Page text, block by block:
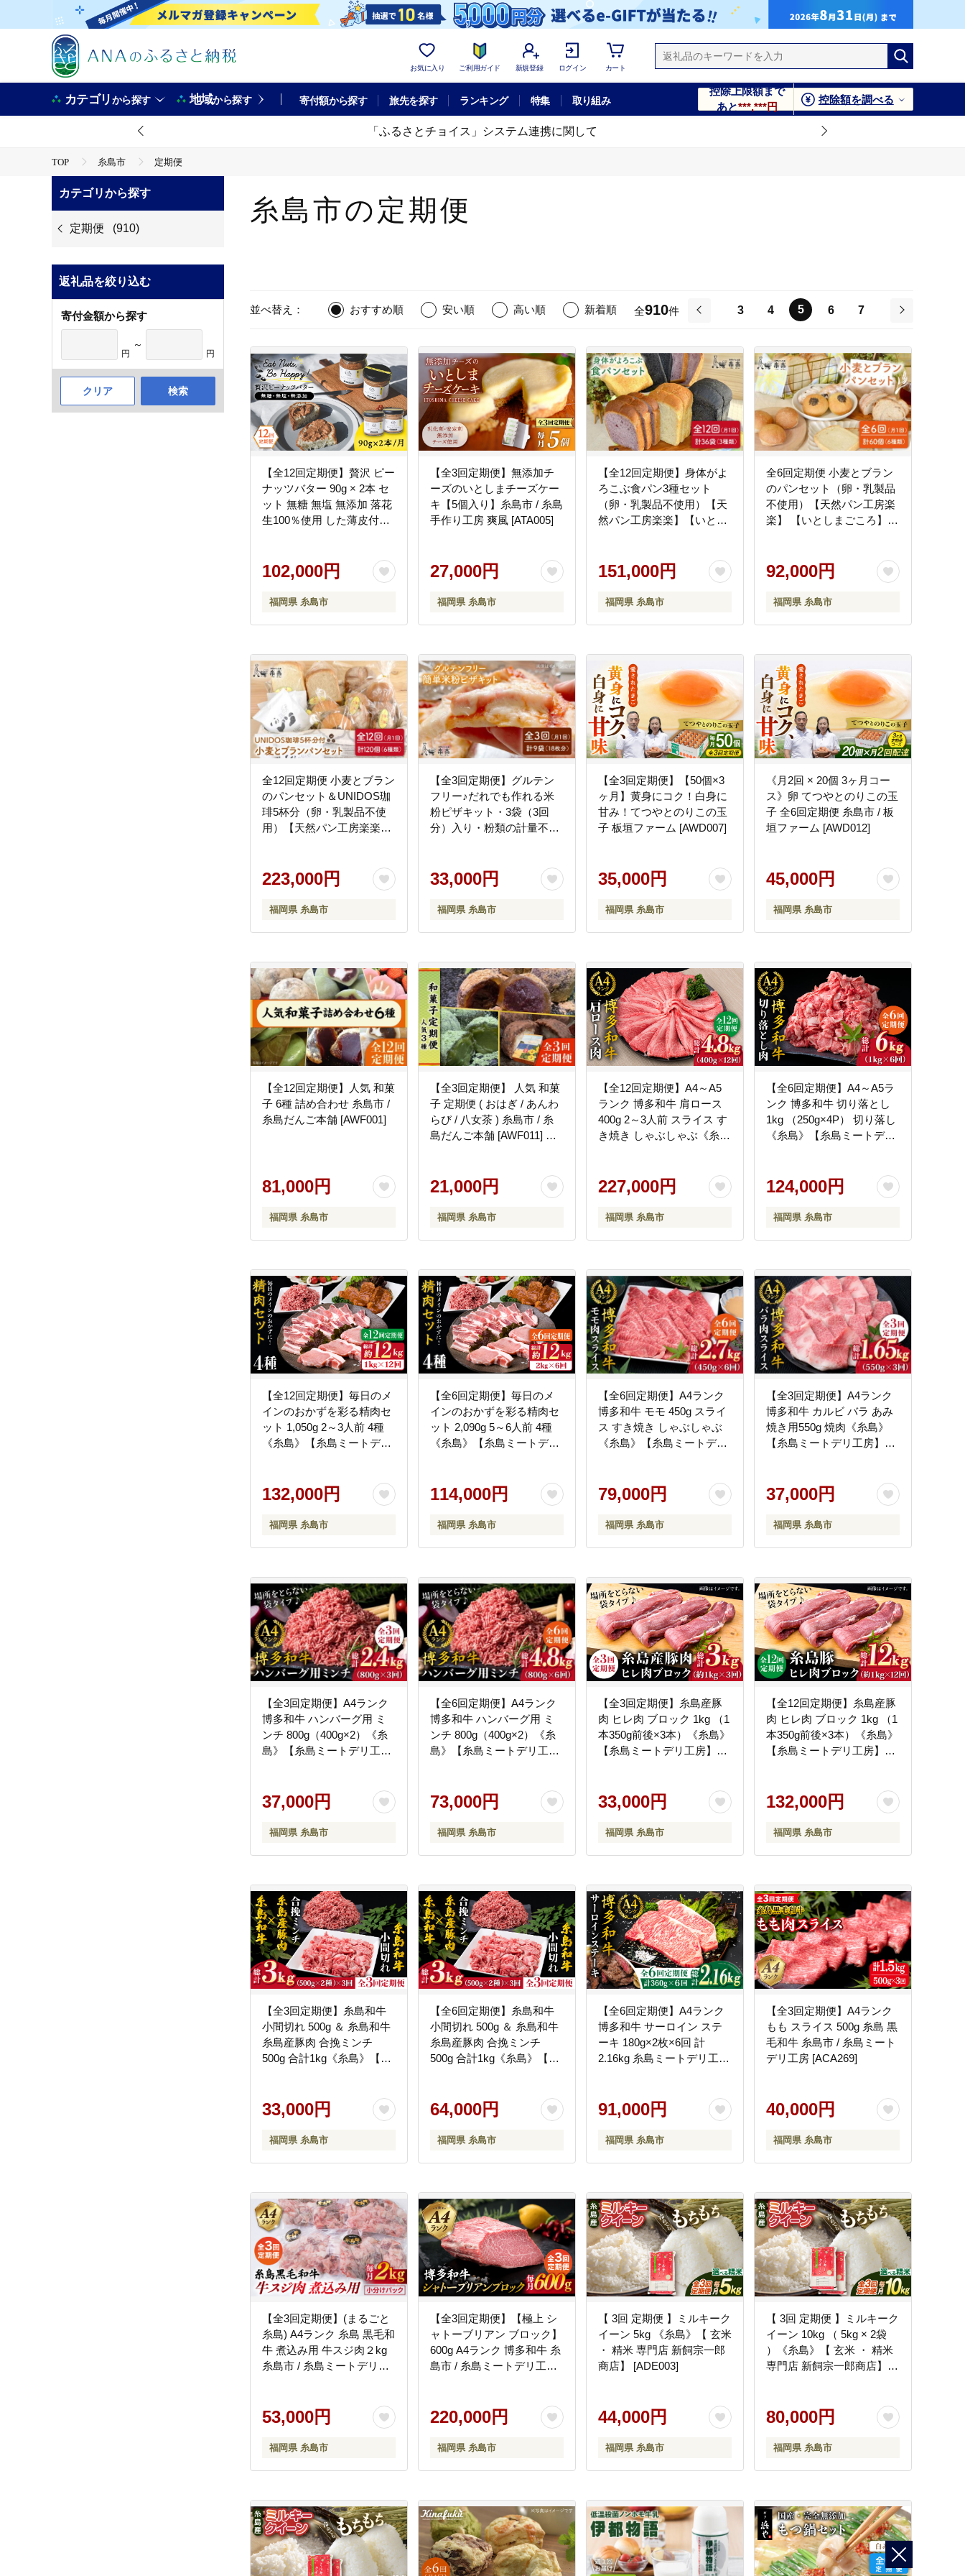
お気に入り ご利用ガイド 新規登録 ログイン カート
カテゴリから探す 地域から探す 寄付額から探す 旅先を探す ランキング 特集 取り組み
控除上限額まで
あと***,***円
控除額を調べる
「ふるさとチョイス」システム連携に関して
TOP 糸島市 定期便
カテゴリから探す
定期便 (910)
返礼品を絞り込む
寄付金額から探す
円
～
円
クリア 検索
糸島市の定期便
並べ替え： おすすめ順 安い順 高い順 新着順 全910件
3 4 5 6
7
【全12回定期便】贅沢 ピー
ナッツバター 90g × 2本 セ
ット 無糖 無塩 無添加 落花
生100％使用 した薄皮付き
102,000円
福岡県 糸島市
【全3回定期便】無添加チ
ーズのいとしまチーズケー
キ【5個入り】糸島市 / 糸島
手作り工房 爽風 [ATA005]
27,000円
福岡県 糸島市
【全12回定期便】身体がよ
ろこぶ食パン3種セット
（卵・乳製品不使用）【天
然パン工房楽楽】【いとし
151,000円
福岡県 糸島市
全6回定期便 小麦とブラン
のパンセット（卵・乳製品
不使用）【天然パン工房楽
楽】 【いとしまごころ】
92,000円
福岡県 糸島市
全12回定期便 小麦とブラン
のパンセット＆UNIDOS珈
琲5杯分（卵・乳製品不使
用）【天然パン工房楽楽】
223,000円
福岡県 糸島市
【全3回定期便】グルテン
フリー♪だれでも作れる米
粉ピザキット・3袋（3回
分）入り・粉類の計量不
[AVC032]
33,000円
福岡県 糸島市
【全3回定期便】【50個×3
ヶ月】黄身にコク！白身に
甘み！てつやとのりこの玉
子 板垣ファーム [AWD007]
35,000円
福岡県 糸島市
《月2回 × 20個 3ヶ月コー
ス》卵 てつやとのりこの玉
子 全6回定期便 糸島市 / 板
垣ファーム [AWD012]
45,000円
福岡県 糸島市
【全12回定期便】人気 和菓
子 6種 詰め合わせ 糸島市 /
糸島だんご本舗 [AWF001]
81,000円
福岡県 糸島市
【全3回定期便】 人気 和菓
子 定期便 ( おはぎ / あんわ
らび / 八女茶 ) 糸島市 / 糸
島だんご本舗 [AWF011] だ
21,000円
福岡県 糸島市
【全12回定期便】A4～A5
ランク 博多和牛 肩ロース
400g 2～3人前 スライス す
き焼き しゃぶしゃぶ《糸
227,000円
福岡県 糸島市
【全6回定期便】A4～A5ラ
ンク 博多和牛 切り落とし
1kg （250g×4P） 切り落し
《糸島》【糸島ミートデリ
124,000円
福岡県 糸島市
【全12回定期便】毎日のメ
インのおかずを彩る精肉セ
ット 1,050g 2～3人前 4種
《糸島》【糸島ミートデリ
132,000円
福岡県 糸島市
【全6回定期便】毎日のメ
インのおかずを彩る精肉セ
ット 2,090g 5～6人前 4種
《糸島》【糸島ミートデリ
114,000円
福岡県 糸島市
【全6回定期便】A4ランク
博多和牛 モモ 450g スライ
ス すき焼き しゃぶしゃぶ
《糸島》【糸島ミートデリ
79,000円
福岡県 糸島市
【全3回定期便】A4ランク
博多和牛 カルビ バラ あみ
焼き用550g 焼肉《糸島》
【糸島ミートデリ工房】
37,000円
福岡県 糸島市
【全3回定期便】A4ランク
博多和牛 ハンバーグ用 ミ
ンチ 800g（400g×2）《糸
島》【糸島ミートデリ工
37,000円
福岡県 糸島市
【全6回定期便】A4ランク
博多和牛 ハンバーグ用 ミ
ンチ 800g（400g×2）《糸
島》【糸島ミートデリ工
73,000円
福岡県 糸島市
【全3回定期便】糸島産豚
肉 ヒレ肉 ブロック 1kg （1
本350g前後×3本）《糸島》
【糸島ミートデリ工房】
33,000円
福岡県 糸島市
【全12回定期便】糸島産豚
肉 ヒレ肉 ブロック 1kg （1
本350g前後×3本）《糸島》
【糸島ミートデリ工房】
132,000円
福岡県 糸島市
【全3回定期便】糸島和牛
小間切れ 500g ＆ 糸島和牛
糸島産豚肉 合挽ミンチ
500g 合計1kg《糸島》【糸
33,000円
福岡県 糸島市
【全6回定期便】糸島和牛
小間切れ 500g ＆ 糸島和牛
糸島産豚肉 合挽ミンチ
500g 合計1kg《糸島》【糸
64,000円
福岡県 糸島市
【全6回定期便】A4ランク
博多和牛 サーロイン ステ
ーキ 180g×2枚×6回 計
2.16kg 糸島ミートデリ工房
91,000円
福岡県 糸島市
【全3回定期便】A4ランク
もも スライス 500g 糸島 黒
毛和牛 糸島市 / 糸島ミート
デリ工房 [ACA269]
40,000円
福岡県 糸島市
【全3回定期便】(まるごと
糸島) A4ランク 糸島 黒毛和
牛 煮込み用 牛スジ肉２kg
糸島市 / 糸島ミートデリ工
53,000円
福岡県 糸島市
【全3回定期便】【極上 シ
ャトーブリアン ブロック】
600g A4ランク 博多和牛 糸
島市 / 糸島ミートデリ工房
220,000円
福岡県 糸島市
【 3回 定期便 】ミルキーク
イーン 5kg 《糸島》【 玄米
・ 精米 専門店 新飼宗一郎
商店】 [ADE003]
44,000円
福岡県 糸島市
【 3回 定期便 】ミルキーク
イーン 10kg （ 5kg × 2袋
）《糸島》【 玄米 ・ 精米
専門店 新飼宗一郎商店】
80,000円
福岡県 糸島市